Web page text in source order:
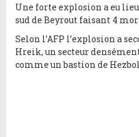
Une forte explosion a eu
sud de Beyrout faisant 4
Selon l’AFP l’explosion a
Hreik, un secteur
comme un bastion de